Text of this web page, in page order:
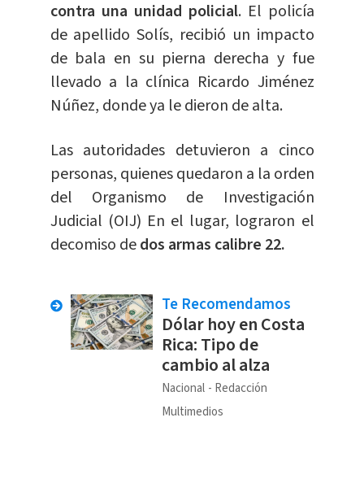
contra una unidad policial. El policía
de apellido Solís, recibió un impacto
de bala en su pierna derecha y fue
llevado a la clínica Ricardo Jiménez
Núñez, donde ya le dieron de alta.
Las autoridades detuvieron a cinco
personas, quienes quedaron a la orden
del Organismo de Investigación
Judicial (OIJ) En el lugar, lograron el
decomiso dedos armas calibre 22.
Te Recomendamos
Dólar hoy en Costa
Rica: Tipo de
cambio al alza
Nacional
Redacción
Multimedios